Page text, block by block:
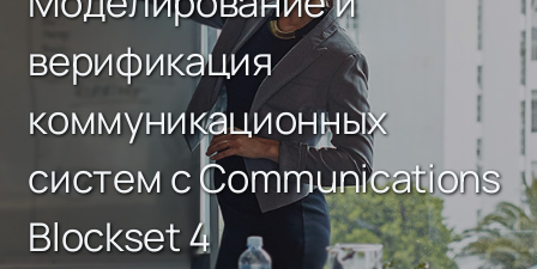
верификация
коммуникационных
систем с Communications
Blockset 4